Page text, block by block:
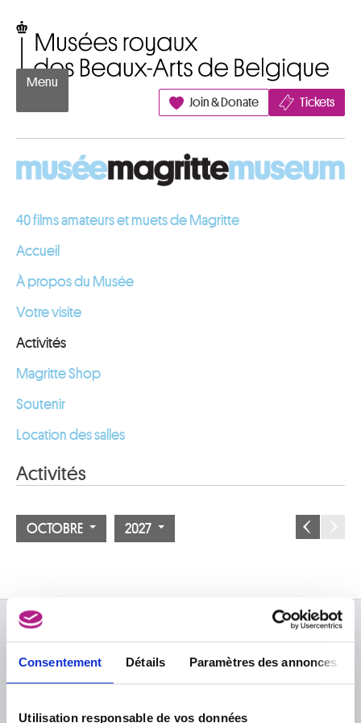
Consentement Détails Paramètres des annonces
Utilisation responsable de vos données
Menu
Join & Donate
Tickets
40 films amateurs et muets de Magritte
Accueil
À propos du Musée
Votre visite
Activités
Magritte Shop
Soutenir
Location des salles
Activités
OCTOBRE 2027
Publications